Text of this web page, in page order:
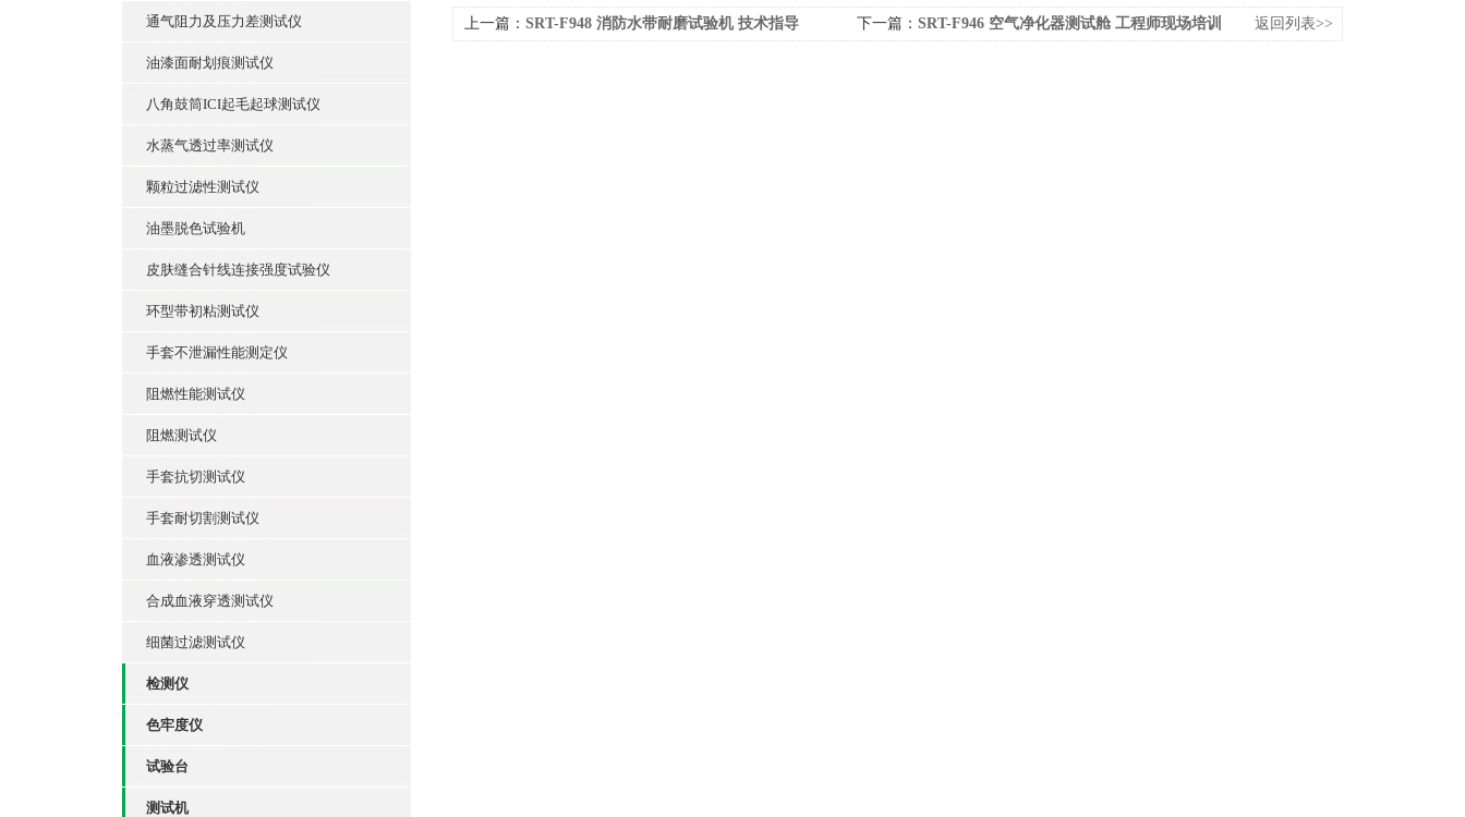
通气阻力及压力差测试仪
油漆面耐划痕测试仪
八角鼓筒ICI起毛起球测试仪
水蒸气透过率测试仪
颗粒过滤性测试仪
油墨脱色试验机
皮肤缝合针线连接强度试验仪
环型带初粘测试仪
手套不泄漏性能测定仪
阻燃性能测试仪
阻燃测试仪
手套抗切测试仪
手套耐切割测试仪
血液渗透测试仪
合成血液穿透测试仪
细菌过滤测试仪
检测仪
色牢度仪
试验台
测试机
上一篇： SRT-F948 消防水带耐磨试验机 技术指导 下一篇： SRT-F946 空气净化器测试舱 工程师现场培训 返回列表>>